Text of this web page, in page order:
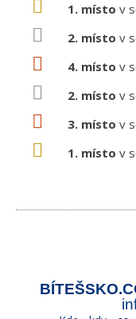
1. místo v
2. místo v
4. místo v
2. místo v
3. místo v
1. místo v